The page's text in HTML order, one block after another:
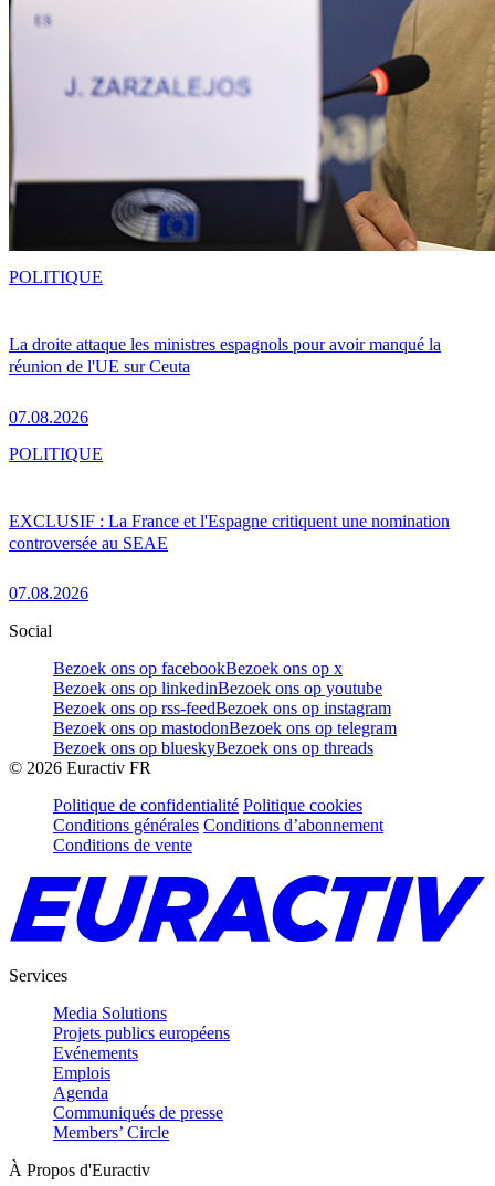
La droite attaque les ministres espagnols pour avoir manqué la
réunion de l'UE sur Ceuta
07.08.2026
POLITIQUE
EXCLUSIF : La France et l'Espagne critiquent une nomination
controversée au SEAE
07.08.2026
POLITIQUE
Social
Bezoek ons op facebookBezoek ons op x
Bezoek ons op linkedinBezoek ons op youtube
Bezoek ons op rss-feedBezoek ons op instagram
Bezoek ons op mastodonBezoek ons op telegram
Bezoek ons op blueskyBezoek ons op threads
© 2026 Euractiv FR
Politique de confidentialité Politique cookies
Conditions générales Conditions d’abonnement
Conditions de vente
Services
Media Solutions
Projets publics européens
Evénements
Emplois
Agenda
Communiqués de presse
Members’ Circle
À Propos d'Euractiv